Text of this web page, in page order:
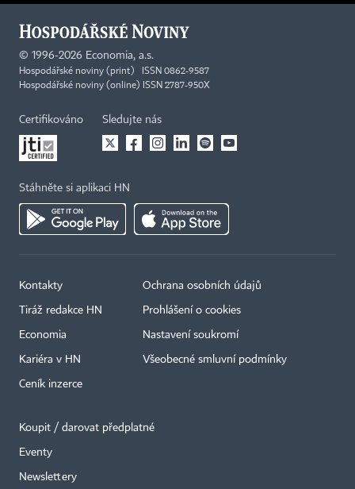
© 1996-2026 Economia, a.s.
Hospodářské noviny (print) ISSN 0862-9587
Hospodářské noviny (online) ISSN 2787-950X
Certifikováno Sledujte nás
Stáhněte si aplikaci HN
Kontakty
Tiráž redakce HN
Economia
Kariéra v HN
Ceník inzerce
Ochrana osobních údajů
Prohlášení o cookies
Nastavení soukromí
Všeobecné smluvní podmínky
Koupit / darovat předplatné
Eventy
Newslettery